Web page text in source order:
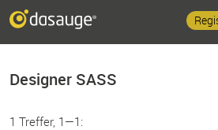
Designer SASS
1 Treffer, 1—1: